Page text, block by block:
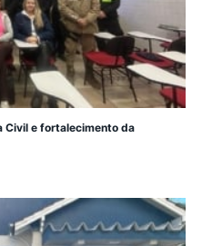
Civil e fortalecimento da